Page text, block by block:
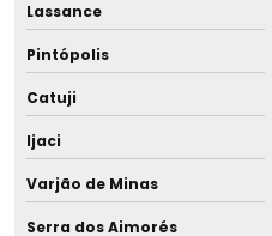
Lassance
Pintópolis
Catuji
Ijaci
Varjão de Minas
Serra dos Aimorés